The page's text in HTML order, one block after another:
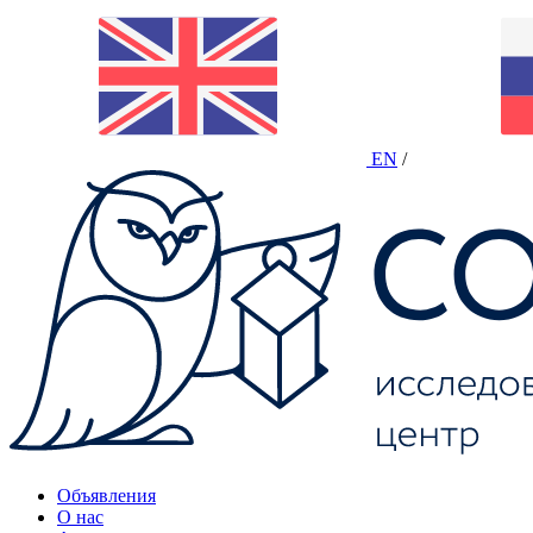
EN /
Объявления
О нас